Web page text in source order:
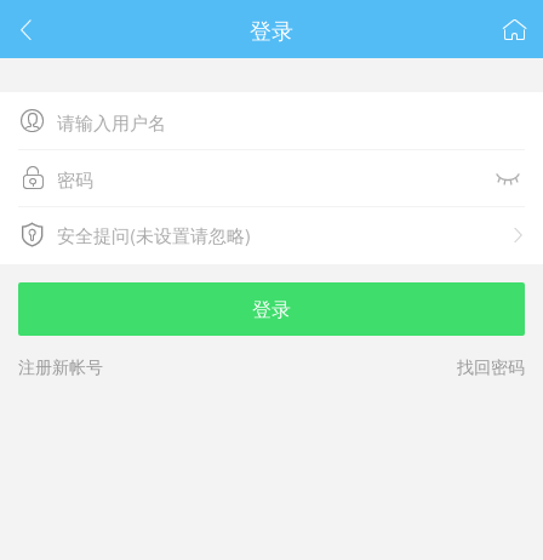
 
登录

 
 
安全提问(未设置请忽略)
安全提问(未设置请忽略)
登录
注册新帐号 找回密码